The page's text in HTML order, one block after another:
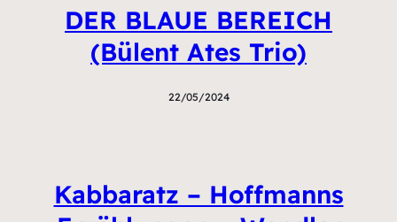
DER BLAUE BEREICH
(Bülent Ates Trio)
22/05/2024
Kabbaratz – Hoffmanns